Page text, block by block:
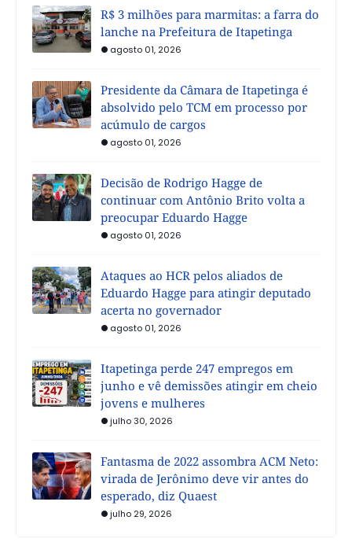
R$ 3 milhões para marmitas: a farra do
lanche na Prefeitura de Itapetinga
agosto 01, 2026
Presidente da Câmara de Itapetinga é
absolvido pelo TCM em processo por
acúmulo de cargos
agosto 01, 2026
Decisão de Rodrigo Hagge de
continuar com Antônio Brito volta a
preocupar Eduardo Hagge
agosto 01, 2026
Ataques ao HCR pelos aliados de
Eduardo Hagge para atingir deputado
acerta no governador
agosto 01, 2026
Itapetinga perde 247 empregos em
junho e vê demissões atingir em cheio
jovens e mulheres
julho 30, 2026
Fantasma de 2022 assombra ACM Neto:
virada de Jerônimo deve vir antes do
esperado, diz Quaest
julho 29, 2026